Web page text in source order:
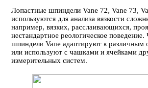
Лопастные шпиндели Vane 72, Vane 73,
используются для анализа вязкости
например, вязких, расслаивающихся,
нестандартное реологическое
шпиндели Vane адаптируют к различным
или используют с чашками и ячейками
измерительных систем.